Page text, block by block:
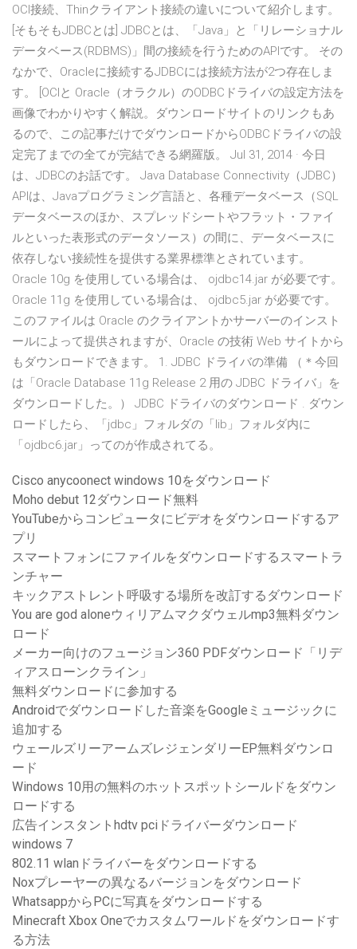
OCI接続、Thinクライアント接続の違いについて紹介します。
[そもそもJDBCとは] JDBCとは、「Java」と「リレーショナル
データベース(RDBMS)」間の接続を行うためのAPIです。 その
なかで、Oracleに接続するJDBCには接続方法が2つ存在しま
す。 [OCIと Oracle（オラクル）のODBCドライバの設定方法を
画像でわかりやすく解説。ダウンロードサイトのリンクもあ
るので、この記事だけでダウンロードからODBCドライバの設
定完了までの全てが完結できる網羅版。 Jul 31, 2014 · 今日
は、JDBCのお話です。 Java Database Connectivity（JDBC）
APIは、Javaプログラミング言語と、各種データベース（SQL
データベースのほか、スプレッドシートやフラット・ファイ
ルといった表形式のデータソース）の間に、データベースに
依存しない接続性を提供する業界標準とされています。
Oracle 10g を使用している場合は、 ojdbc14.jar が必要です。
Oracle 11g を使用している場合は、 ojdbc5.jar が必要です。
このファイルは Oracle のクライアントかサーバーのインスト
ールによって提供されますが、Oracle の技術 Web サイトから
もダウンロードできます。 1. JDBC ドライバの準備 （＊今回
は「Oracle Database 11g Release 2 用の JDBC ドライバ」を
ダウンロードした。） JDBC ドライバのダウンロード . ダウン
ロードしたら、「jdbc」フォルダの「lib」フォルダ内に
「ojdbc6.jar」ってのが作成されてる。
Cisco anycoonect windows 10をダウンロード
Moho debut 12ダウンロード無料
YouTubeからコンピュータにビデオをダウンロードするア
プリ
スマートフォンにファイルをダウンロードするスマートラ
ンチャー
キックアストレント呼吸する場所を改訂するダウンロード
You are god aloneウィリアムマクダウェルmp3無料ダウン
ロード
メーカー向けのフュージョン360 PDFダウンロード「リデ
ィアスローンクライン」
無料ダウンロードに参加する
Androidでダウンロードした音楽をGoogleミュージックに
追加する
ウェールズリーアームズレジェンダリーEP無料ダウンロ
ード
Windows 10用の無料のホットスポットシールドをダウン
ロードする
広告インスタントhdtv pciドライバーダウンロード
windows 7
802.11 wlanドライバーをダウンロードする
Noxプレーヤーの異なるバージョンをダウンロード
WhatsappからPCに写真をダウンロードする
Minecraft Xbox Oneでカスタムワールドをダウンロードす
る方法